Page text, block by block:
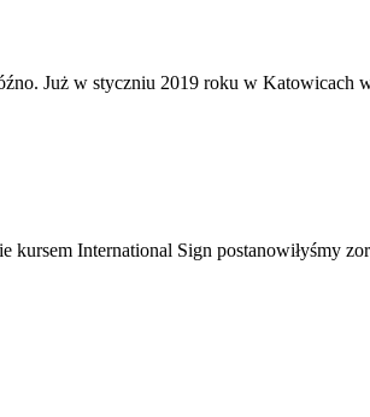
Już w styczniu 2019 roku w
International Sign postanowiłyśmy